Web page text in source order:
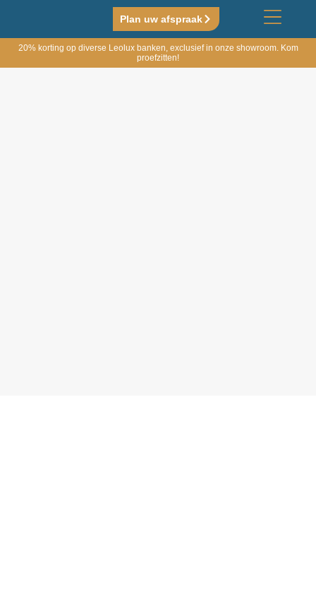
Plan uw afspraak
20% korting op diverse Leolux banken, exclusief in onze showroom. Kom
proefzitten!